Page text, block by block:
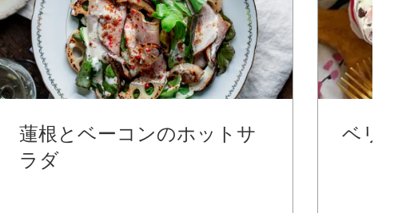
蓮根とベーコンのホットサ
ラダ
ベリ